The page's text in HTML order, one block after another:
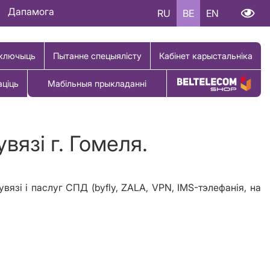
Дапамога RU BE EN
Пытанне спецыялісту Кабінет карыстальніка
Мабільныя прыкладанні Купіць тавар
г. Гомеля.
і паслуг СПД (byfly, ZALA, VPN, IMS-тэлефанія, на